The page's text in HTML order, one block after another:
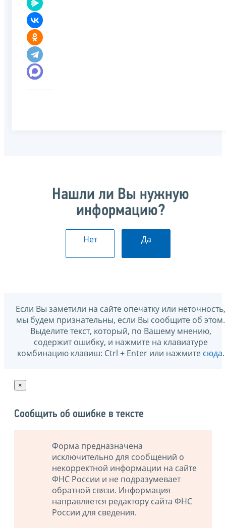
Нашли ли Вы нужную
информацию?
Нет Да
Если Вы заметили на сайте опечатку или неточность,
мы будем признательны, если Вы сообщите об этом.
Выделите текст, который, по Вашему мнению,
содержит ошибку, и нажмите на клавиатуре
комбинацию клавиш: Ctrl + Enter или нажмите сюда.
×
Сообщить об ошибке в тексте
Форма предназначена
исключительно для сообщений о
некорректной информации на сайте
ФНС России и не подразумевает
обратной связи. Информация
направляется редактору сайта ФНС
России для сведения.